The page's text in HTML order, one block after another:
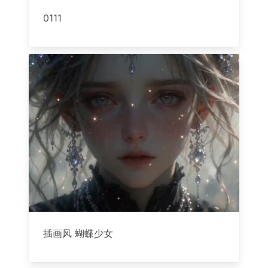
0111
插画风 蝴蝶少女